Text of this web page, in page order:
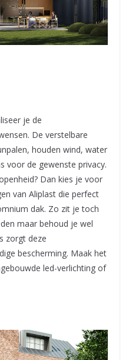
je de
De verstelbare
houden wind, water
voor de gewenste privacy.
Dan kies je voor
van Aliplast die perfect
dak. Zo zit je toch
maar behoud je wel
zorgt deze
bescherming. Maak het
led-verlichting of